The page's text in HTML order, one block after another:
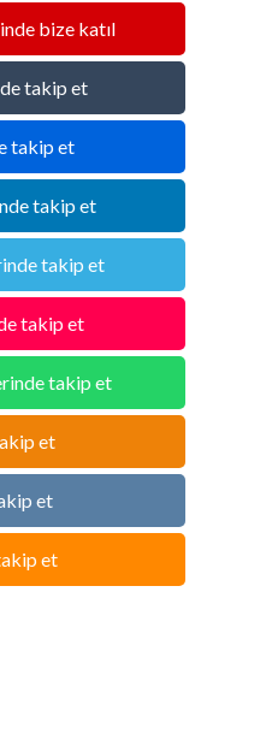
bize katıl
takip et
takip et
takip et
takip et
takip et
takip et
et
et
et